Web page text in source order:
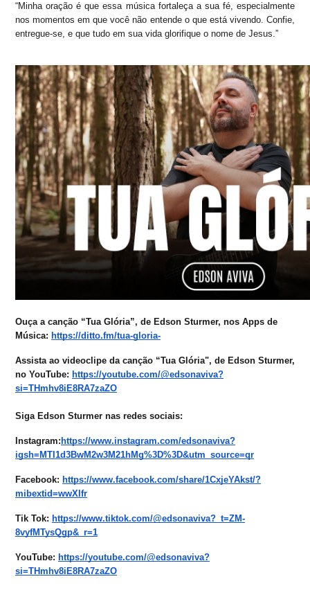
“Minha oração é que essa música fortaleça a sua fé, especialmente
nos momentos em que você não entende o que está vivendo. Confie,
entregue-se, e que tudo em sua vida glorifique o nome de Jesus.”
Ouça a canção “Tua Glória”, de Edson Sturmer, nos Apps de
Música: https://ditto.fm/tua-gloria-
Assista ao videoclipe da canção “Tua Glória", de Edson Sturmer,
no YouTube: https://youtube.com/@edsonaviva?
si=THmhv8iE8RA7zaZO
Siga Edson Sturmer nas redes sociais:
Instagram: https://www.instagram.com/edsonaviva?
igsh=MTI1d3BwM2w3M21hMg%3D%3D&utm_source=qr
Facebook: https://www.facebook.com/share/1CxjeYAkst/?
mibextid=wwXIfr
Tik Tok: https://www.tiktok.com/@edsonaviva?_t=ZM-
8vyfMTysQgp&_r=1
YouTube: https://youtube.com/@edsonaviva?
si=THmhv8iE8RA7zaZO